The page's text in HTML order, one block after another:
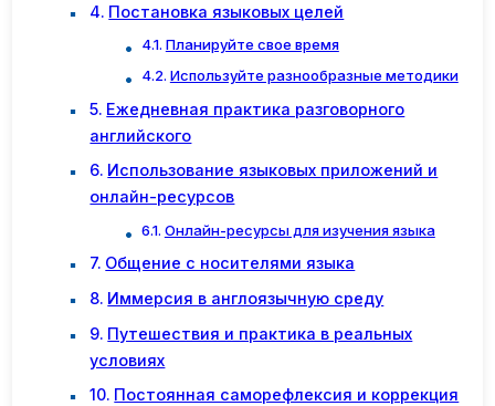
Постановка языковых целей
Планируйте свое время
Используйте разнообразные методики
Ежедневная практика разговорного
английского
Использование языковых приложений и
онлайн-ресурсов
Онлайн-ресурсы для изучения языка
Общение с носителями языка
Иммерсия в англоязычную среду
Путешествия и практика в реальных
условиях
Постоянная саморефлексия и коррекция